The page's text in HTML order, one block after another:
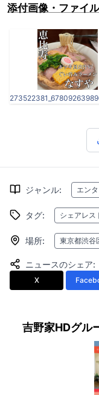
添付画像・ファイル
ジャンル: エン
タグ: シェアレス
場所: 東京都渋谷
ニュースのシェア:
X
吉野家HDグル